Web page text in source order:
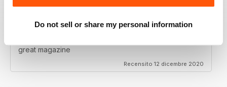
Do not sell or share my personal information
great magazine
Recensito 12 dicembre 2020